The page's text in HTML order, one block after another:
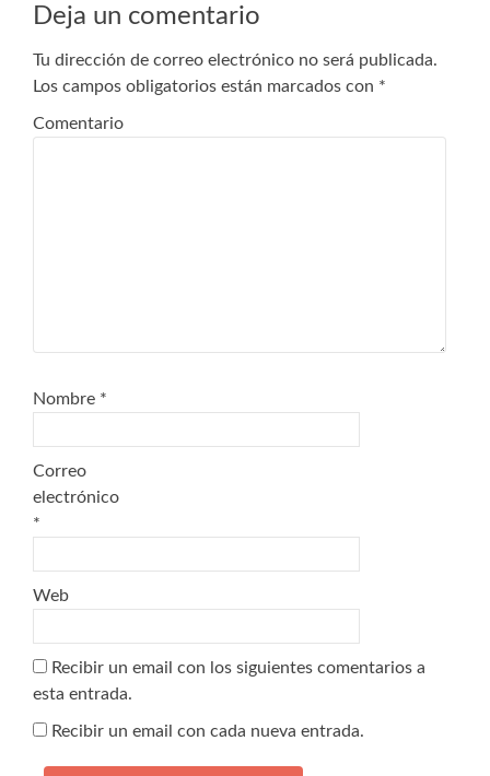
entradas
Deja un comentario
Tu dirección de correo electrónico no será publicada.
Los campos obligatorios están marcados con *
Comentario
Nombre *
Correo
electrónico
*
Web
Recibir un email con los siguientes comentarios a
esta entrada.
Recibir un email con cada nueva entrada.